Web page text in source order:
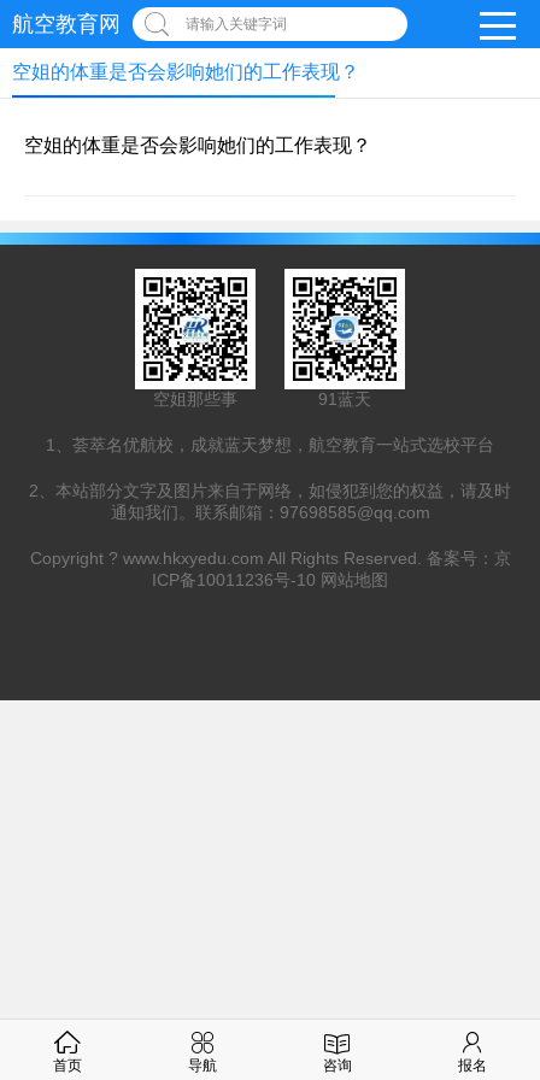
航空教育网 请输入关键字词
空姐的体重是否会影响她们的工作表现？
空姐的体重是否会影响她们的工作表现？
空姐那些事 91蓝天
1、荟萃名优航校，成就蓝天梦想，航空教育一站式选校平台
2、本站部分文字及图片来自于网络，如侵犯到您的权益，请及时
通知我们。联系邮箱：97698585@qq.com
Copyright ? www.hkxyedu.com All Rights Reserved. 备案号： 京
ICP备10011236号-10 网站地图
首页 导航 咨询 报名